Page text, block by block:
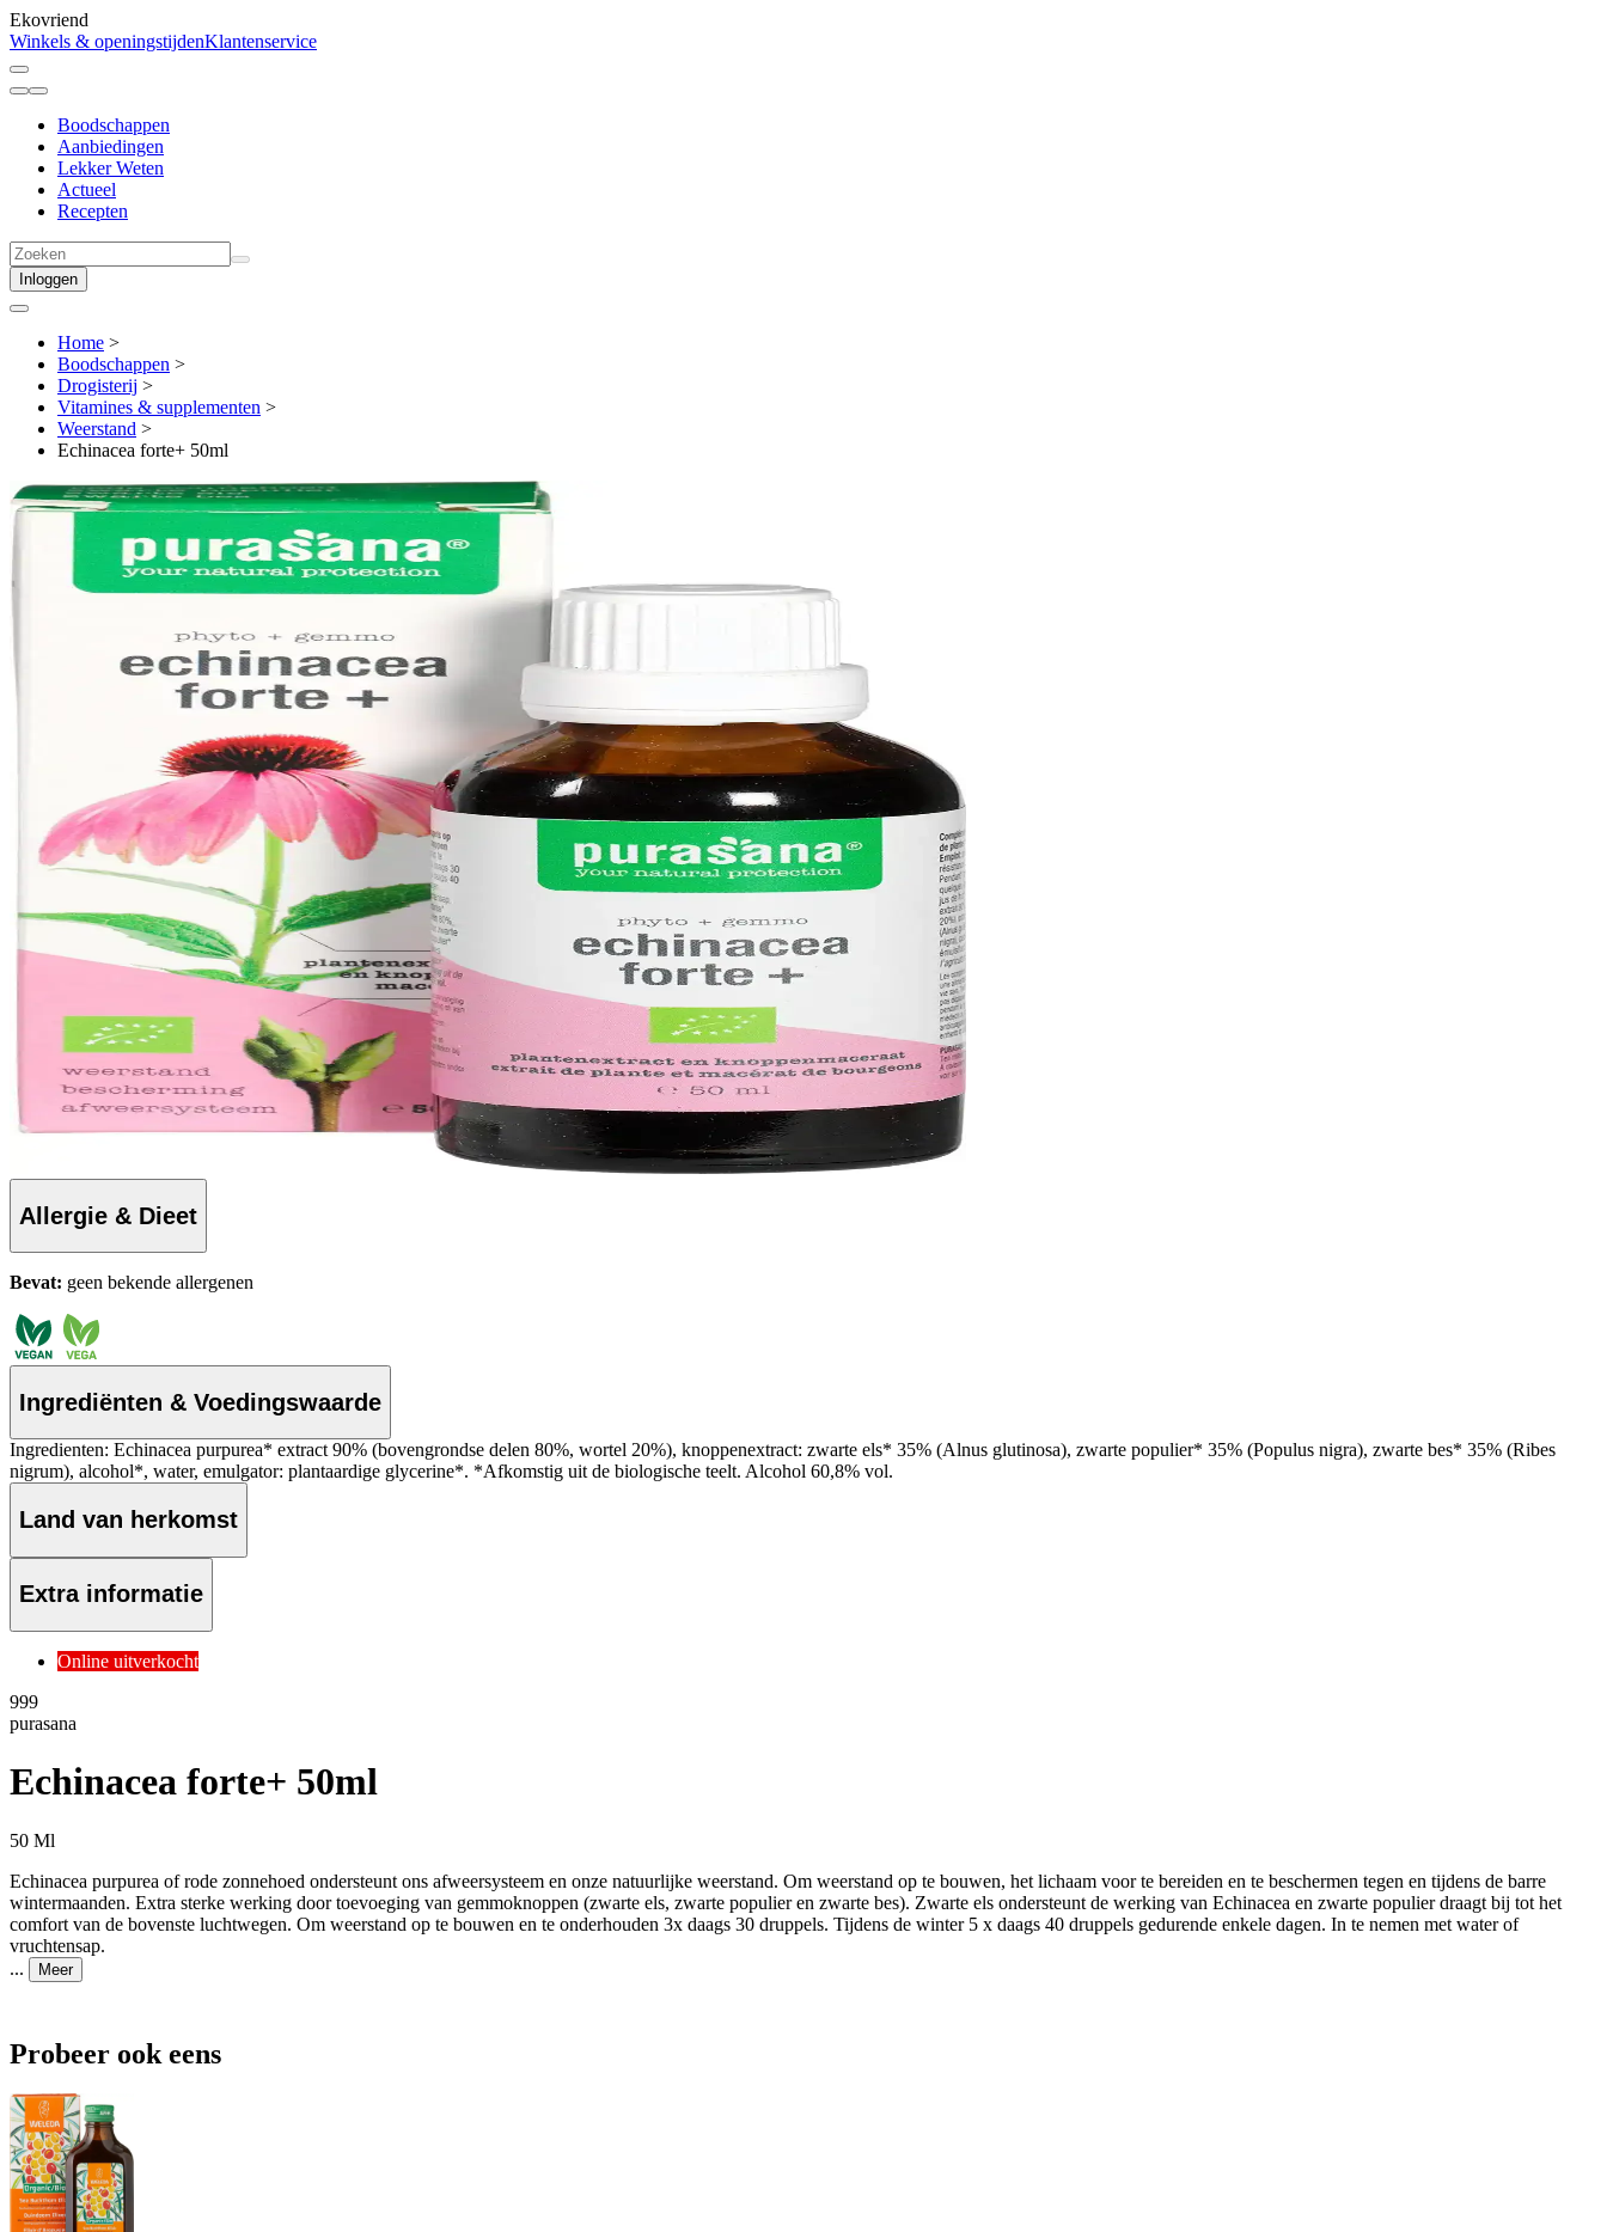
Ekovriend
Winkels & openingstijdenKlantenservice
Boodschappen
Aanbiedingen
Lekker Weten
Actueel
Recepten
Inloggen
Home >
Boodschappen >
Drogisterij >
Vitamines & supplementen >
Weerstand >
Echinacea forte+ 50ml
Allergie & Dieet
Bevat: geen bekende allergenen
Ingrediënten & Voedingswaarde
Ingredienten: Echinacea purpurea* extract 90% (bovengrondse delen 80%, wortel 20%), knoppenextract: zwarte els* 35% (Alnus glutinosa), zwarte populier* 35% (Populus nigra), zwarte bes* 35% (Ribes
nigrum), alcohol*, water, emulgator: plantaardige glycerine*. *Afkomstig uit de biologische teelt. Alcohol 60,8% vol.
Land van herkomst
Extra informatie
Online uitverkocht
999
purasana
Echinacea forte+ 50ml
50 Ml
Echinacea purpurea of rode zonnehoed ondersteunt ons afweersysteem en onze natuurlijke weerstand. Om weerstand op te bouwen, het lichaam voor te bereiden en te beschermen tegen en tijdens de barre
wintermaanden. Extra sterke werking door toevoeging van gemmoknoppen (zwarte els, zwarte populier en zwarte bes). Zwarte els ondersteunt de werking van Echinacea en zwarte populier draagt bij tot het
comfort van de bovenste luchtwegen. Om weerstand op te bouwen en te onderhouden 3x daags 30 druppels. Tijdens de winter 5 x daags 40 druppels gedurende enkele dagen. In te nemen met water of
vruchtensap.
...
Meer
Probeer ook eens